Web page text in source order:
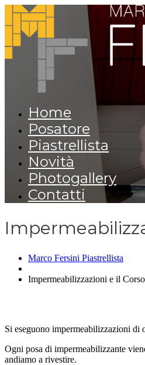
Home
Posatore
Piastrellista
Novità
Photogallery
Contatti
Marco Fersini Piastrellista
Impermeabilizzazioni e il Corso
Si eseguono impermeabilizzazioni
Ogni posa di impermeabilizzante
andiamo a rivestire.